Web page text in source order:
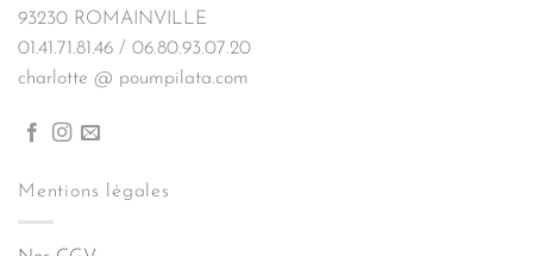
93230 ROMAINVILLE
01.41.71.81.46 / 06.80.93.07.20
charlotte @ poumpilata.com
Mentions légales